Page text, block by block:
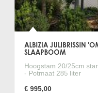
ALBIZIA JULIBRISSIN
SLAAPBOOM
Hoogstam 20/25cm
- Potmaat 285 liter
€ 995,00